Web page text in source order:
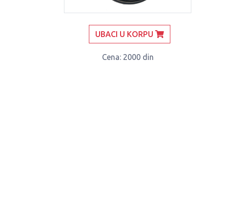
UBACI U KORPU
Cena: 2000 din